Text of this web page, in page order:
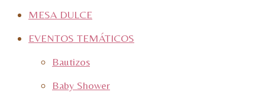
MESA DULCE
EVENTOS TEMÁTICOS
Bautizos
Baby Shower